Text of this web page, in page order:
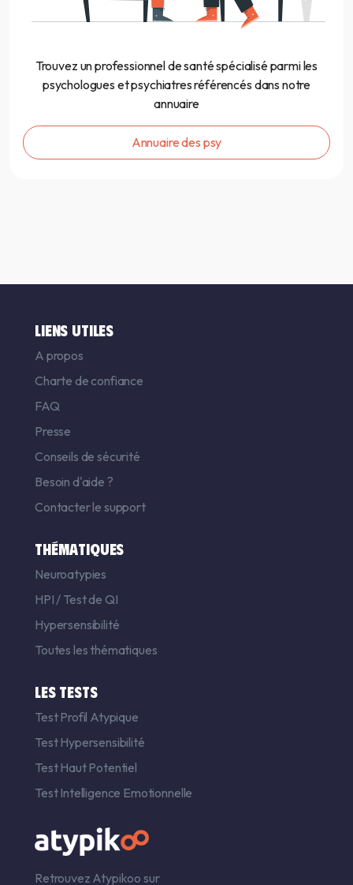
Trouvez un professionnel de santé spécialisé parmi les
psychologues et psychiatres référencés dans notre
annuaire
Annuaire des psy
LIENS UTILES
A propos
Charte de confiance
FAQ
Presse
Conseils de sécurité
Besoin d'aide ?
Contacter le support
THÉMATIQUES
Neuroatypies
HPI / Test de QI
Hypersensibilité
Toutes les thématiques
LES TESTS
Test Profil Atypique
Test Hypersensibilité
Test Haut Potentiel
Test Intelligence Emotionnelle
Retrouvez Atypikoo sur